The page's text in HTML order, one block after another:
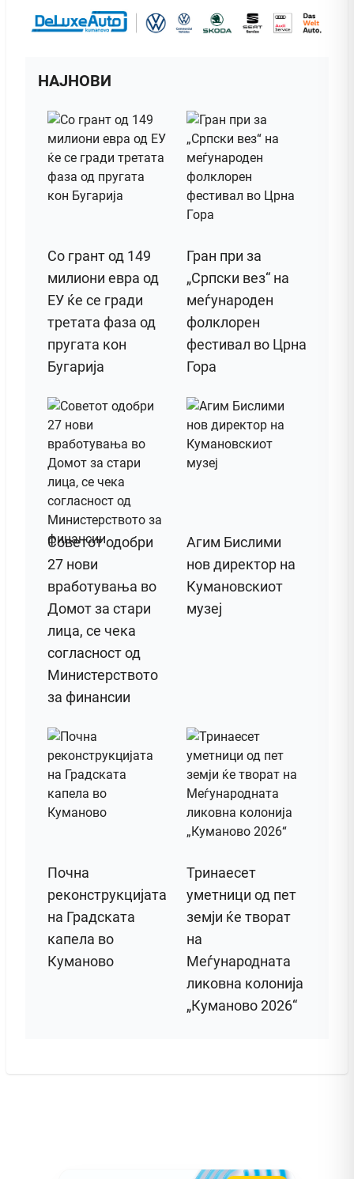
НАЈНОВИ
Со грант од 149
милиони евра од
ЕУ ќе се гради
третата фаза од
пругата кон
Бугарија
Гран при за
„Српски вез“ на
меѓународен
фолклорен
фестивал во Црна
Гора
Советот одобри
27 нови
вработувања во
Домот за стари
лица, се чека
согласност од
Министерството
за финансии
Агим Бислими
нов директор на
Кумановскиот
музеј
Почна
реконструкцијата
на Градската
капела во
Куманово
Тринаесет
уметници од пет
земји ќе творат
на
Меѓународната
ликовна колонија
„Куманово 2026“